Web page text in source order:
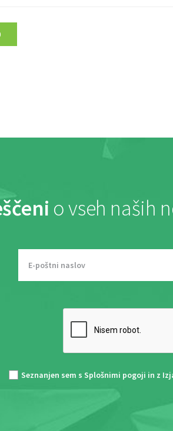
o vseh naših
Seznanjen sem s Splošnimi pogoji in z